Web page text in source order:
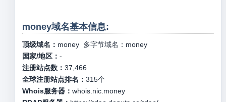
money域名基本信息:
顶级域名： money多字节域名： money
国家/地区： -
注册站点数： 37,466
全球注册站点排名： 315个
Whois服务器： whois.nic.money